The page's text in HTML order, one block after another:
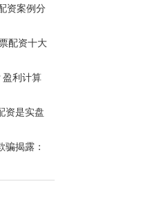
资案例分
配资十大
利计算
资是实盘
揭露：